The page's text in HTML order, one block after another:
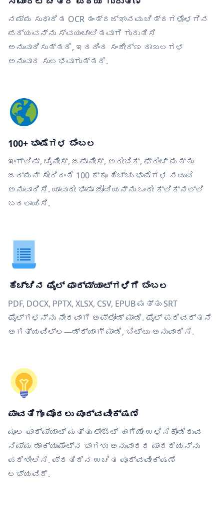
ನಮ್ಮ ಸುಧಾರಿತ OCR ತಂತ್ರಜ್ಞಾನವು ಚಿತ್ರಗಳೊಳಗಿನ
ಪಠ್ಯವನ್ನು ಸ್ವಯಂಚಾಲಿತವಾಗಿ ಗುರುತಿಸಿ
ಅನುವಾದಿಸುತ್ತದೆ, ಇದರಿಂದ ಸಂಕೀರ್ಣ ದಾಖಲಗಳ
ಅನುವಾದ ಸುಲಭವಾಗುತ್ತದೆ.
100+ ಭಾಷೆಗಳ ಬೆಂಬಲ
ಇಂಗ್ಲಿಷ್, ಚೈನೀಸ್, ಜಪಾನೀಸ್, ಅರೇಬಿಕ್, ಫ್ರೆಂಚ್ ಮತ್ತು
ಜರ್ಮನ್ ಸೇರಿದಂತೆ 100 ಕ್ಕೂ ಹೆಚ್ಚು ಭಾಷೆಗಳ ನಡುವೆ
ಅನುವಾದಿಸಿ. ಯಾವುದೇ ಭಾಷಾ ಜೋಡಿಯನ್ನು ಒಂದೇ ಕ್ಲಿಕ್‌ನಲ್ಲಿ
ಬದಲಾಯಿಸಿ.
ಹೆಚ್ಚಿನ ಫೈಲ್ ಫಾರ್ಮ್ಯಾಟ್‌ಗಳಿಗೆ ಬೆಂಬಲ
PDF, DOCX, PPTX, XLSX, CSV, EPUB ಮತ್ತು SRT
ಫೈಲ್‌ಗಳನ್ನು ನೇರವಾಗಿ ಅಪ್ಲೋಡ್ ಮಾಡಿ. ಫೈಲ್ ಪರಿವರ್ತನೆ
ಅಗತ್ಯವಿಲ್ಲ—ಡ್ರ್ಯಾಗ್ ಮಾಡಿ, ಬಿಟ್ಟು ಅನುವಾದಿಸಿ.
ಪಾವತಿಗೂ ಮೊದಲು ಪೂರ್ವವೀಕ್ಷಣೆ
ಮೂಲ ಫಾರ್ಮ್ಯಾಟ್ ಮತ್ತು ಲೇಔಟ್ ಹಾಗೆಯೇ ಉಳಿಸಿಕೊಂಡಿರುವ
ನಿಮ್ಮ ಡಾಕ್ಯುಮೆಂಟ್‌ನ ಭಾಗಶಃ ಅನುವಾದದ ಮಾದರಿಯನ್ನು
ಪರಿಶೀಲಿಸಿ. ಪ್ರತಿದಿನ ಉಚಿತ ಪೂರ್ವವೀಕ್ಷಣೆ
ಲಭ್ಯವಿದೆ.